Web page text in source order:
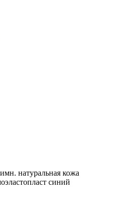
натуральная кожа
синий